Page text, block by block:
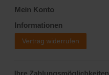
Mein Konto
Informationen
Vertrag widerrufen
Ihre Zahlungsmöglichkeiten